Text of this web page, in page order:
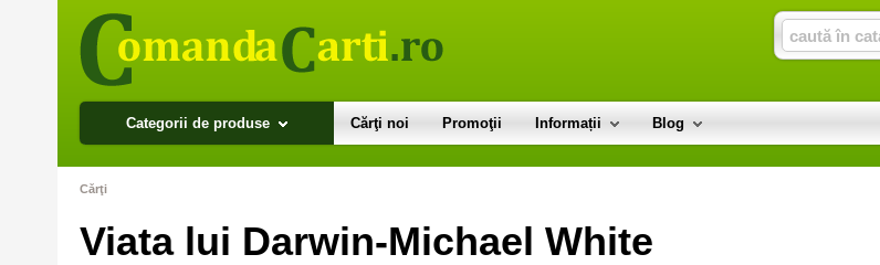
Categorii de produse Cărţi noi Promoţii Informații Blog
Cărţi
Viata lui Darwin-Michael White